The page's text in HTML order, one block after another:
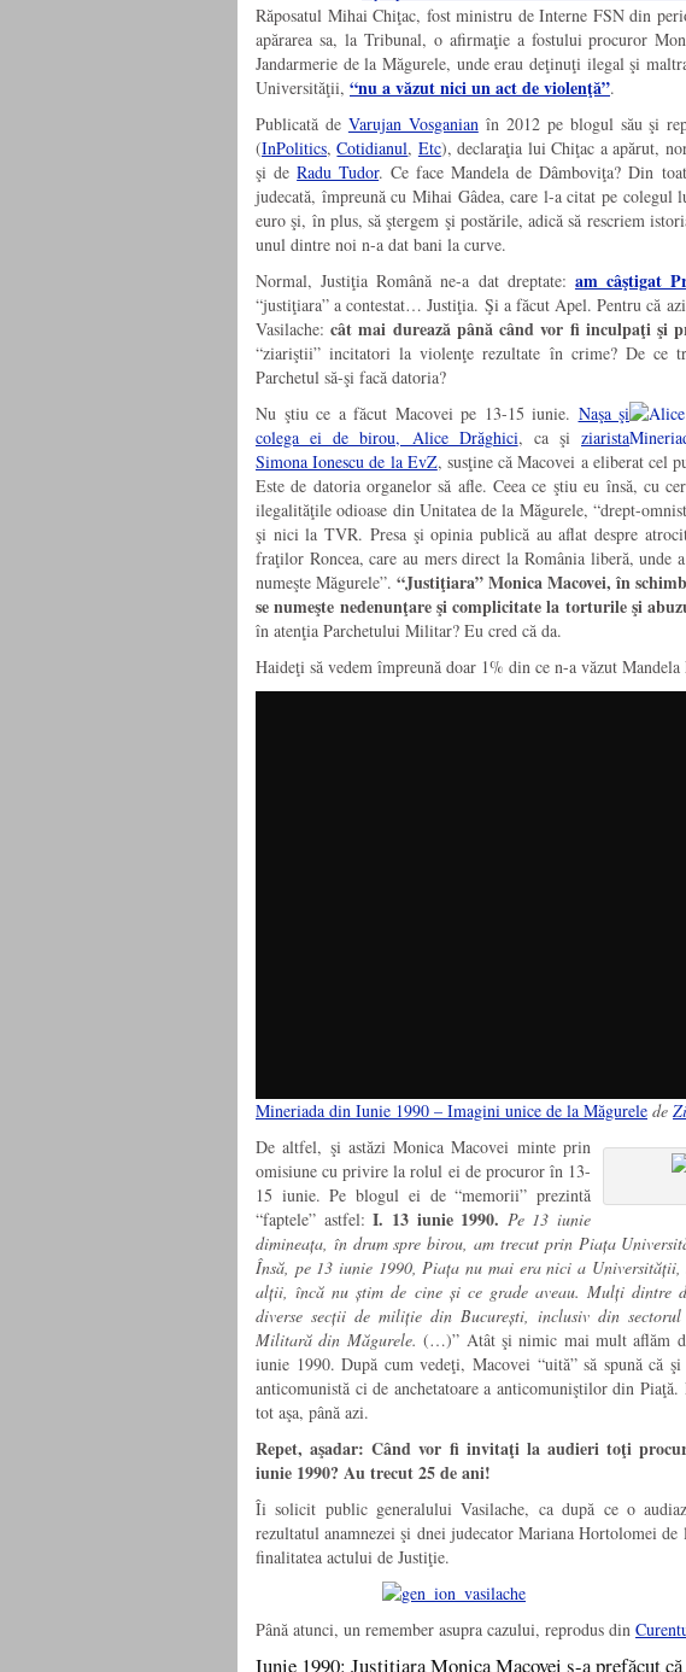
Răposatul Mihai Chiţac, fost ministru de Interne FSN din
apărarea sa, la Tribunal, o afirmaţie a fostului procuror
Jandarmerie de la Măgurele, unde erau deţinuţi ilegal şi
Universităţii, “nu a văzut nici un act de violenţă”.
Publicată de Varujan Vosganianîn 2012 pe blogul său şi
(InPolitics,Cotidianul, Etc), declaraţia lui Chiţac a apărut,
şi deRadu Tudor. Ce face Mandela de Dâmboviţa? Din
judecată, împreună cu Mihai Gâdea, care l-a citat pe colegul
euro şi, în plus, să ştergem şi postările, adică să rescriem
unul dintre noi n-a dat bani la curve.
Normal, Justiţia Română ne-a dat dreptate: am câştigat
“justiţiara” a contestat… Justiţia. Şi a făcut Apel. Pentru că
Vasilache:cât mai durează până când vor fi inculpaţi şi
“ziariştii” incitatori la violenţe rezultate în crime? De ce
Parchetul să-şi facă datoria?
Nu ştiu ce a făcut Macovei pe 13-15 iunie. Naşa şi
colega ei de birou, Alice Drăghici, ca şi ziarista
Simona Ionescu de la EvZ, susţine că Macovei a eliberat cel
Este de datoria organelor să afle. Ceea ce ştiu eu însă, cu
ilegalităţile odioase din Unitatea de la Măgurele, “drept-
şi nici la TVR. Presa şi opinia publică au aflat despre
fraţilor Roncea, care au mers direct la România liberă, unde
numeşte Măgurele”. “Justiţiara” Monica Macovei, în
se numeşte nedenunţare şi complicitate la torturile şi
în atenţia Parchetului Militar? Eu cred că da.
Haideţi să vedem împreună doar 1% din ce n-a văzut
Mineriada din Iunie 1990 – Imagini unice de la Măgurele de
De altfel, şi astăzi Monica Macovei minte prin
omisiune cu privire la rolul ei de procuror în 13-
15 iunie. Pe blogul ei de “memorii” prezintă
“faptele” astfel:I. 13 iunie 1990. Pe 13 iunie
dimineața, în drum spre birou, am trecut prin Piața
Însă, pe 13 iunie 1990, Piața nu mai era nici a
alții, încă nu știm de cine și ce grade aveau. Mulți dintre
diverse secții de miliție din București, inclusiv din
Militară din Măgurele. (…)” Atât şi nimic mai mult aflăm
iunie 1990. După cum vedeţi, Macovei “uită” să spună că
anticomunistă ci de anchetatoare a anticomuniştilor din
tot aşa, până azi.
Repet, aşadar: Când vor fi invitaţi la audieri toţi
iunie 1990?Au trecut 25 de ani!
Îi solicit public generalului Vasilache, ca după ce o
rezultatul anamnezei şi dnei judecator Mariana Hortolomei
finalitatea actului de Justiţie.
Până atunci, un remember asupra cazului, reprodus din
Iunie 1990: Justițiara Monica Macovei s-a prefăcut